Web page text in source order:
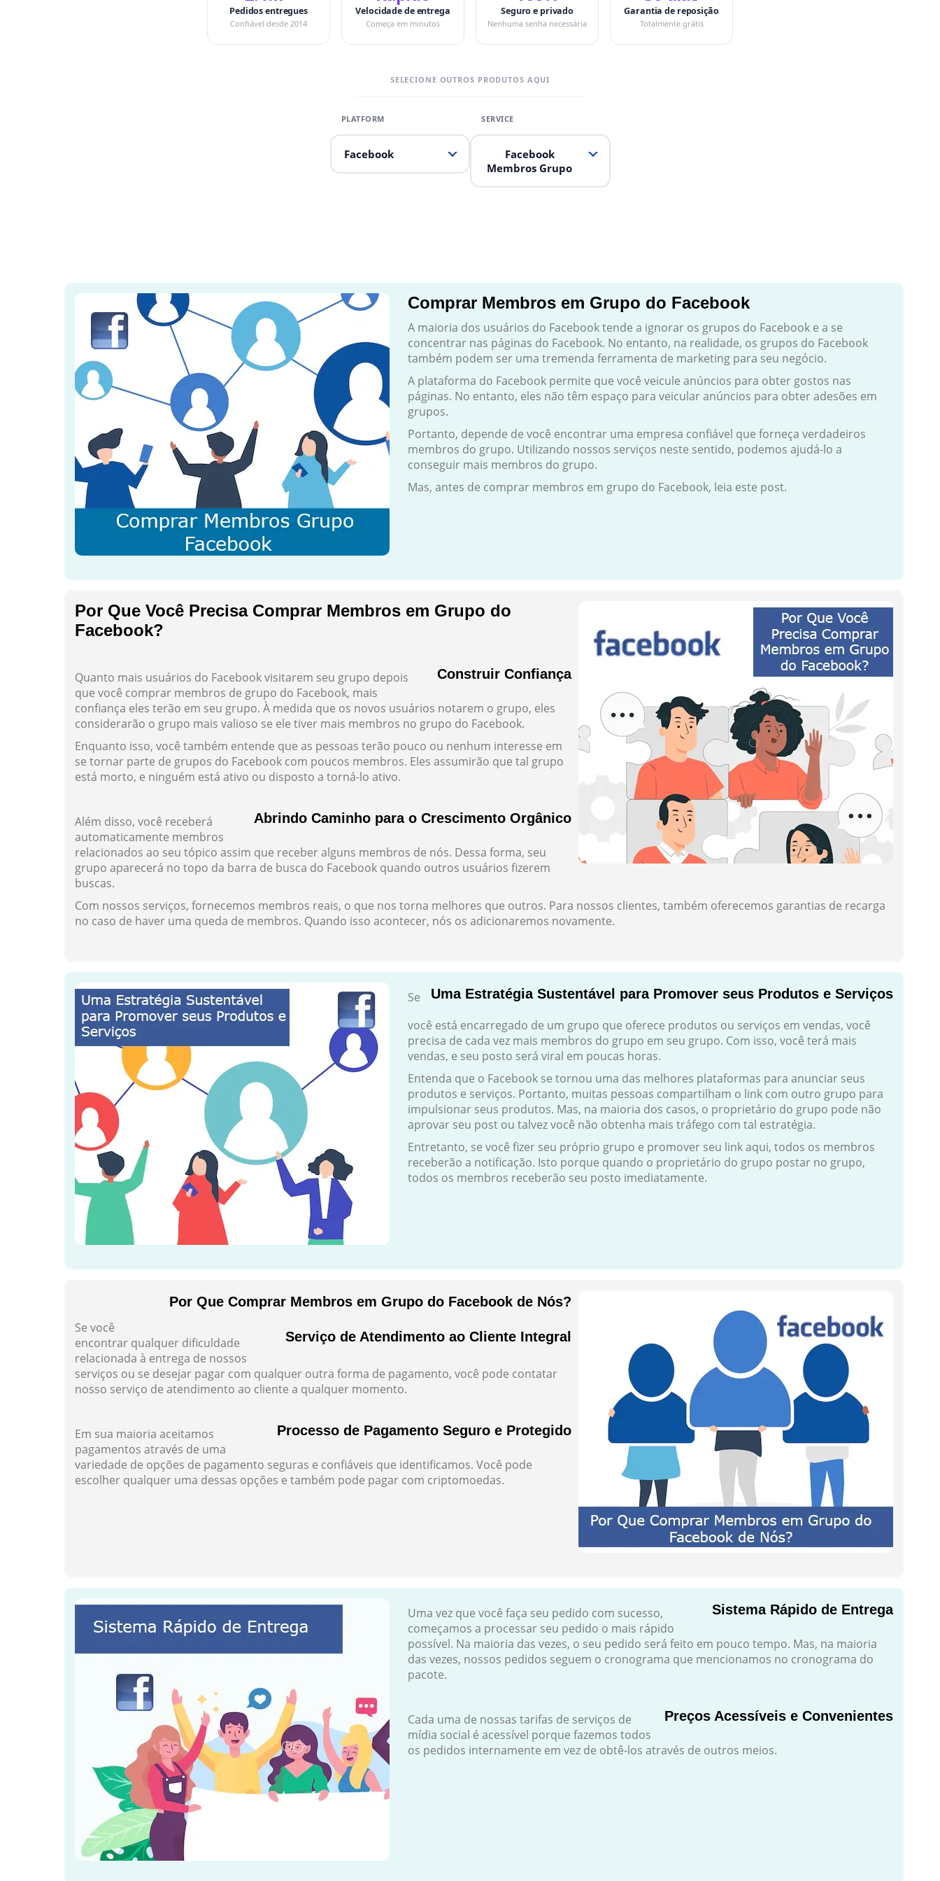
Pedidos entregues
Confiável desde 2014
Velocidade de entrega
Começa em minutos
Seguro e privado
Nenhuma senha necessária
Garantia de reposição
Totalmente grátis
SELECIONE OUTROS PRODUTOS AQUI
Facebook
Facebook
Membros Grupo
Comprar Membros em Grupo do Facebook
A maioria dos usuários do Facebook tende a ignorar os grupos do Facebook e a se
concentrar nas páginas do Facebook. No entanto, na realidade, os grupos do Facebook
também podem ser uma tremenda ferramenta de marketing para seu negócio.
A plataforma do Facebook permite que você veicule anúncios para obter gostos nas
páginas. No entanto, eles não têm espaço para veicular anúncios para obter adesões em
grupos.
Portanto, depende de você encontrar uma empresa confiável que forneça verdadeiros
membros do grupo. Utilizando nossos serviços neste sentido, podemos ajudá-lo a
conseguir mais membros do grupo.
Mas, antes de comprar membros em grupo do Facebook, leia este post.
Por Que Você Precisa Comprar Membros em Grupo do
Facebook?
Construir Confiança
Quanto mais usuários do Facebook visitarem seu grupo depois
que você comprar membros de grupo do Facebook, mais
confiança eles terão em seu grupo. À medida que os novos usuários notarem o grupo, eles
considerarão o grupo mais valioso se ele tiver mais membros no grupo do Facebook.
Enquanto isso, você também entende que as pessoas terão pouco ou nenhum interesse em
se tornar parte de grupos do Facebook com poucos membros. Eles assumirão que tal grupo
está morto, e ninguém está ativo ou disposto a torná-lo ativo.
Abrindo Caminho para o Crescimento Orgânico
Além disso, você receberá
automaticamente membros
relacionados ao seu tópico assim que receber alguns membros de nós. Dessa forma, seu
grupo aparecerá no topo da barra de busca do Facebook quando outros usuários fizerem
buscas.
Com nossos serviços, fornecemos membros reais, o que nos torna melhores que outros. Para nossos clientes, também oferecemos garantias de recarga
no caso de haver uma queda de membros. Quando isso acontecer, nós os adicionaremos novamente.
Uma Estratégia Sustentável para Promover seus Produtos e Serviços
Se
você está encarregado de um grupo que oferece produtos ou serviços em vendas, você
precisa de cada vez mais membros do grupo em seu grupo. Com isso, você terá mais
vendas, e seu posto será viral em poucas horas.
Entenda que o Facebook se tornou uma das melhores plataformas para anunciar seus
produtos e serviços. Portanto, muitas pessoas compartilham o link com outro grupo para
impulsionar seus produtos. Mas, na maioria dos casos, o proprietário do grupo pode não
aprovar seu post ou talvez você não obtenha mais tráfego com tal estratégia.
Entretanto, se você fizer seu próprio grupo e promover seu link aqui, todos os membros
receberão a notificação. Isto porque quando o proprietário do grupo postar no grupo,
todos os membros receberão seu posto imediatamente.
Por Que Comprar Membros em Grupo do Facebook de Nós?
Serviço de Atendimento ao Cliente Integral
Se você
encontrar qualquer dificuldade
relacionada à entrega de nossos
serviços ou se desejar pagar com qualquer outra forma de pagamento, você pode contatar
nosso serviço de atendimento ao cliente a qualquer momento.
Processo de Pagamento Seguro e Protegido
Em sua maioria aceitamos
pagamentos através de uma
variedade de opções de pagamento seguras e confiáveis que identificamos. Você pode
escolher qualquer uma dessas opções e também pode pagar com criptomoedas.
Sistema Rápido de Entrega
Uma vez que você faça seu pedido com sucesso,
começamos a processar seu pedido o mais rápido
possível. Na maioria das vezes, o seu pedido será feito em pouco tempo. Mas, na maioria
das vezes, nossos pedidos seguem o cronograma que mencionamos no cronograma do
pacote.
Preços Acessíveis e Convenientes
Cada uma de nossas tarifas de serviços de
mídia social é acessível porque fazemos todos
os pedidos internamente em vez de obtê-los através de outros meios.